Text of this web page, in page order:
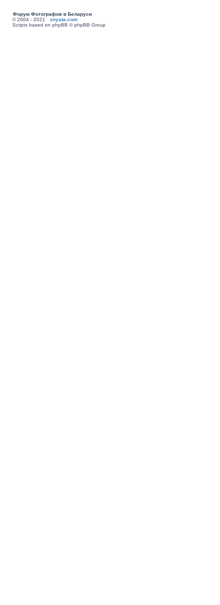
Форум Фотографов в Беларуси
© 2004 - 2021 znyata.com
Scripts based on phpBB © phpBB Group